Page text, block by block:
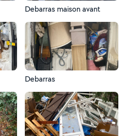
Debarras maison avant
Debarras